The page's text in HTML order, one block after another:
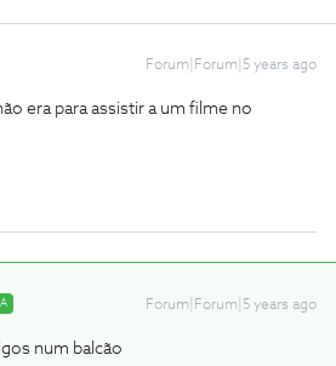
Forum|Forum|5 years ago
era para assistir a um filme no
Forum|Forum|5 years ago
num balcão